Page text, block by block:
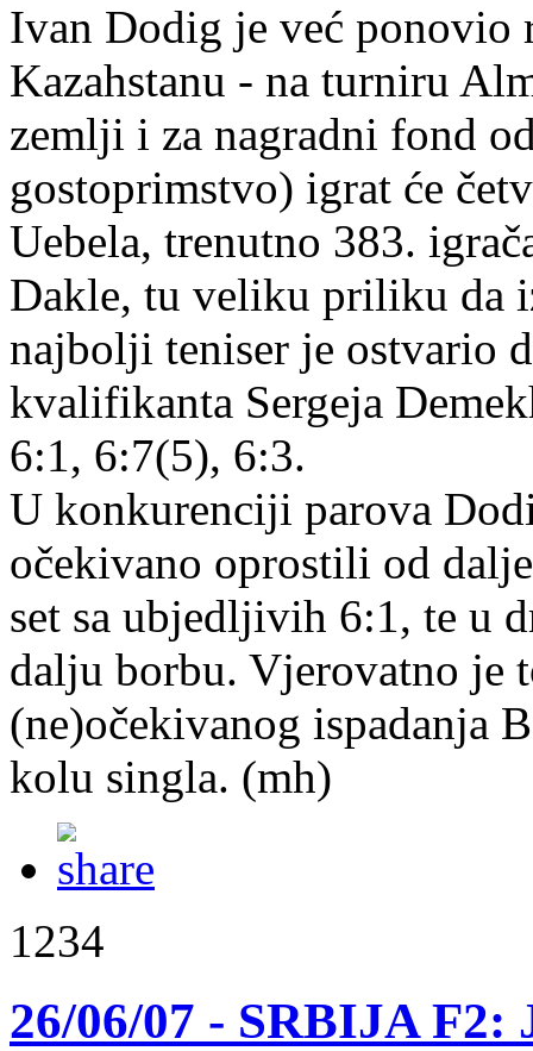
Ivan Dodig je već ponovio
Kazahstanu - na turniru
zemlji i za nagradni fond
gostoprimstvo) igrat će
Uebela, trenutno 383.
Dakle, tu veliku priliku da
najbolji teniser je ostvario
kvalifikanta Sergeja
6:1, 6:7(5), 6:3.
U konkurenciji parova
očekivano oprostili od
set sa ubjedljivih 6:1, te u
dalju borbu. Vjerovatno je
(ne)očekivanog ispadanja
kolu singla. (mh)
1234
26/06/07 - SRBIJA F2: